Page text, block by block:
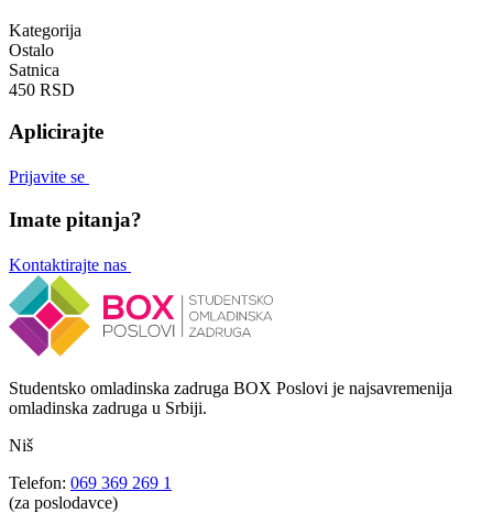
Kategorija
Ostalo
Satnica
450 RSD
Aplicirajte
Prijavite se
Imate pitanja?
Kontaktirajte nas
Studentsko omladinska zadruga BOX Poslovi je najsavremenija
omladinska zadruga u Srbiji.
Niš
Telefon: 069 369 269 1
(za poslodavce)